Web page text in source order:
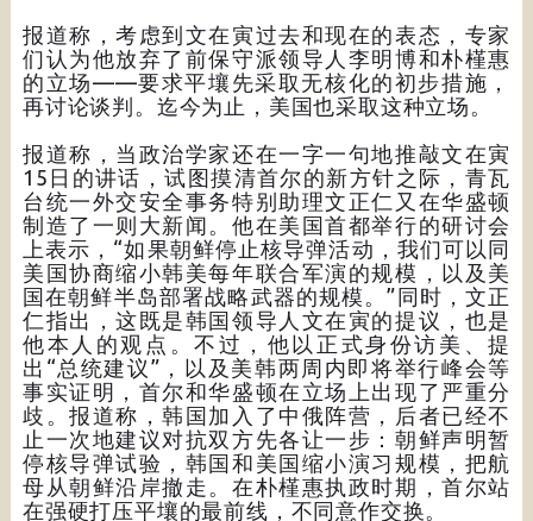
报道称，考虑到文在寅过去和现在的表态，专家
们认为他放弃了前保守派领导人李明博和朴槿惠
的立场——要求平壤先采取无核化的初步措施，
再讨论谈判。迄今为止，美国也采取这种立场。
报道称，当政治学家还在一字一句地推敲文在寅
15日的讲话，试图摸清首尔的新方针之际，青瓦
台统一外交安全事务特别助理文正仁又在华盛顿
制造了一则大新闻。他在美国首都举行的研讨会
上表示，“如果朝鲜停止核导弹活动，我们可以同
美国协商缩小韩美每年联合军演的规模，以及美
国在朝鲜半岛部署战略武器的规模。”同时，文正
仁指出，这既是韩国领导人文在寅的提议，也是
他本人的观点。不过，他以正式身份访美、提
出“总统建议”，以及美韩两周内即将举行峰会等
事实证明，首尔和华盛顿在立场上出现了严重分
歧。报道称，韩国加入了中俄阵营，后者已经不
止一次地建议对抗双方先各让一步：朝鲜声明暂
停核导弹试验，韩国和美国缩小演习规模，把航
母从朝鲜沿岸撤走。在朴槿惠执政时期，首尔站
在强硬打压平壤的最前线，不同意作交换。